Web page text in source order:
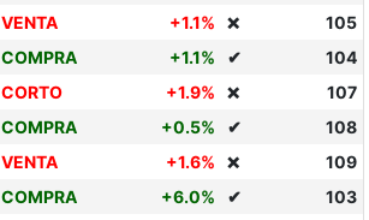
VENTA +1.1% ❌
105
COMPRA +1.1% ✔
104
CORTO +1.9% ❌
107
COMPRA +0.5% ✔
108
VENTA +1.6% ❌
109
COMPRA +6.0% ✔
103